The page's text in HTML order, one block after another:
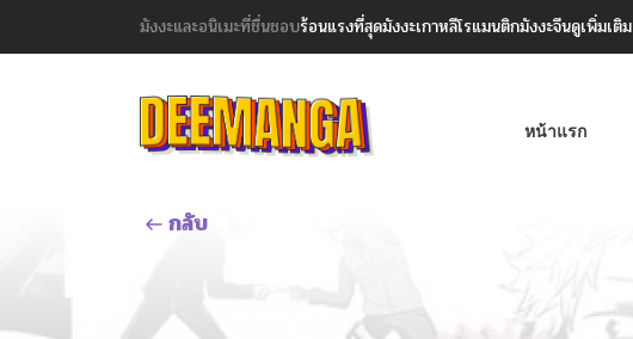
มังงะและอนิเมะที่ชื่นชอบร้อนแรงที่สุดมังงะเกาหลีโรแมนติกมังงะจีนดูเพิ่มเติม
หน้าแรก
กลับ